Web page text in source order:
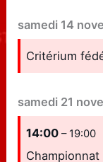
samedi 14
Critérium
samedi 21
14:00– 19:00